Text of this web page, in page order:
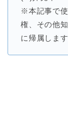
※本記事で
権、その他
に帰属します